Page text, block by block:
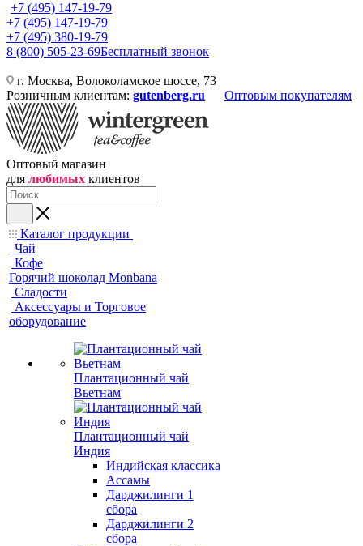
+7 (495) 147-19-79
+7 (495) 147-19-79
+7 (495) 380-19-79
8 (800) 505-23-69Бесплатный звонок
г. Москва, Волоколамское шоссе, 73
Розничным клиентам: gutenberg.ru Оптовым покупателям
Оптовый магазин
для любимых клиентов
Каталог продукции
Чай
Кофе
Горячий шоколад Monbana
Сладости
Аксессуары и Торговое
оборудование
Плантационный чай
Вьетнам
Плантационный чай
Индия
Индийская классика
Ассамы
Дарджилинги 1
сбора
Дарджилинги 2
сбора